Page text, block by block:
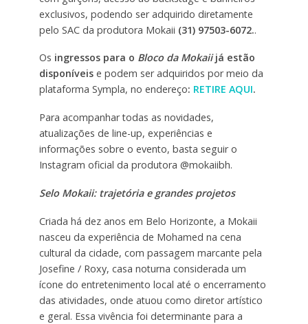
exclusivos, podendo ser adquirido diretamente
pelo SAC da produtora Mokaii (31) 97503-6072..
Os ingressos para o Bloco da Mokaiijá estão
disponíveise podem ser adquiridos por meio da
plataforma Sympla, no endereço: RETIRE AQUI.
Para acompanhar todas as novidades,
atualizações de line-up, experiências e
informações sobre o evento, basta seguir o
Instagram oficial da produtora @mokaiibh.
Selo Mokaii: trajetória e grandes projetos
Criada há dez anos em Belo Horizonte, a Mokaii
nasceu da experiência de Mohamed na cena
cultural da cidade, com passagem marcante pela
Josefine / Roxy, casa noturna considerada um
ícone do entretenimento local até o encerramento
das atividades, onde atuou como diretor artístico
e geral. Essa vivência foi determinante para a